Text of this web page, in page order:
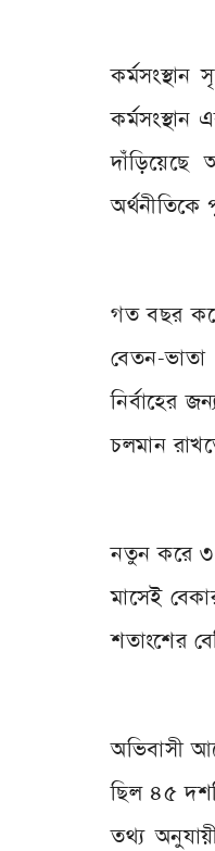
অর্থনীতিকে
গত বছর
বেতন-ভাতা
নির্বাহের
চলমান
নতুন করে ৩
মাসেই
শতাংশের
অভিবাসী
ছিল ৪৫
তথ্য